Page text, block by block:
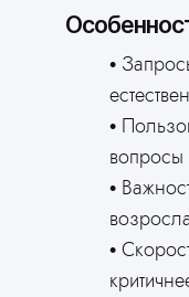
вопросы